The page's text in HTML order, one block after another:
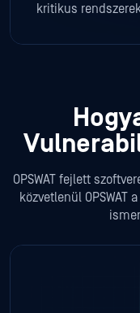
kritikus rendszerek Secure
elszigetelt
OPSWAT fejlett
közvetlenül